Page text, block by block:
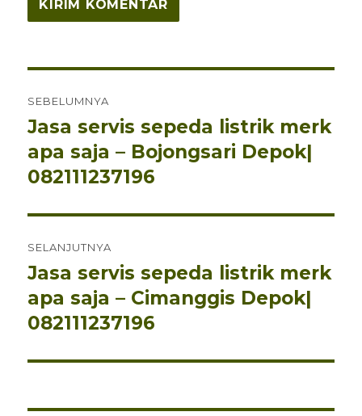
pos
SEBELUMNYA
Pos
sebelumnya:
Jasa servis sepeda listrik merk
apa saja – Bojongsari Depok|
082111237196
SELANJUTNYA
Pos
berikutnya:
Jasa servis sepeda listrik merk
apa saja – Cimanggis Depok|
082111237196